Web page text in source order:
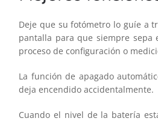
Deje que su fotómetro lo guíe a
pantalla para que siempre sepa
proceso de configuración o
La función de apagado
deja encendido accidentalmente.
Cuando el nivel de la batería